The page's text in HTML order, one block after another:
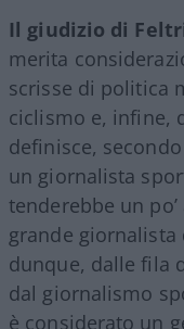
Il giudizio di
merita
scrisse di politica
ciclismo e, infine,
definisce,
un giornalista
tenderebbe un
grande giornalista
dunque, dalle fila
dal giornalismo
è considerato un